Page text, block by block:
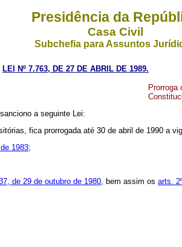
Presidência da
Casa Civil
Subchefia para Assuntos
LEI Nº 7.763, DE 27 DE ABRIL DE 1989.
Prorroga
a seguinte Lei:
fica prorrogada até 30 de abril de 1990 a
1983;
de 29 de outubro de 1980, bem assim os arts.